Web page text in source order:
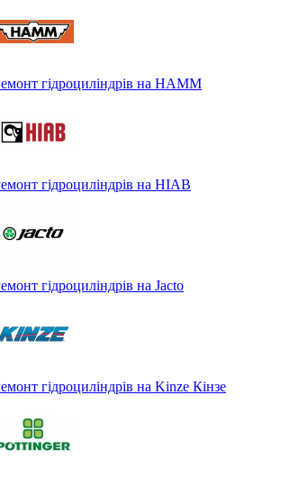
гідроциліндрів на HAMM
гідроциліндрів на HIAB
гідроциліндрів на Jacto
гідроциліндрів на Kinze Кінзе